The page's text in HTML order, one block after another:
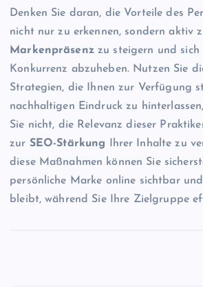
Denken Sie daran, die Vorteile des
nicht nur zu erkennen, sondern aktiv
Markenpräsenzzu steigern und sich
Konkurrenz abzuheben. Nutzen Sie
Strategien, die Ihnen zur Verfügung
nachhaltigen Eindruck zu
Sie nicht, die Relevanz dieser
zur SEO-Stärkung Ihrer Inhalte zu
diese Maßnahmen können Sie
persönliche Marke online sichtbar
bleibt, während Sie Ihre Zielgruppe